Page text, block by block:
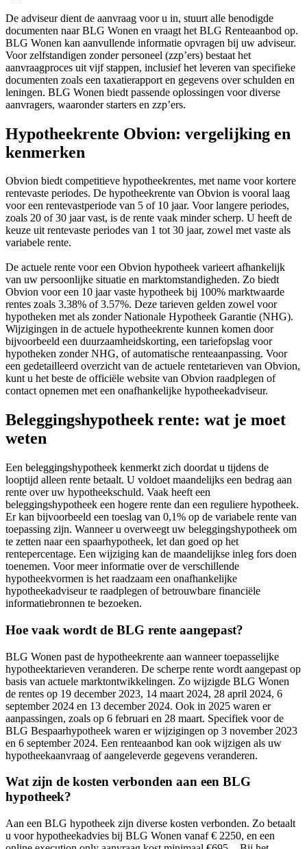
De adviseur dient de aanvraag voor u in, stuurt alle benodigde
documenten naar BLG Wonen en vraagt het BLG Renteaanbod op.
BLG Wonen kan aanvullende informatie opvragen bij uw adviseur.
Voor zelfstandigen zonder personeel (zzp’ers) bestaat het
aanvraagproces uit vijf stappen, inclusief het leveren van specifieke
documenten zoals een taxatierapport en gegevens over schulden en
leningen. BLG Wonen biedt passende oplossingen voor diverse
aanvragers, waaronder starters en zzp’ers.
Hypotheekrente Obvion: vergelijking en
kenmerken
Obvion biedt competitieve hypotheekrentes, met name voor kortere
rentevaste periodes. De hypotheekrente van Obvion is vooral laag
voor een rentevastperiode van 5 of 10 jaar. Voor langere periodes,
zoals 20 of 30 jaar vast, is de rente vaak minder scherp. U heeft de
keuze uit rentevaste periodes van 1 tot 30 jaar, zowel met vaste als
variabele rente.
De actuele rente voor een Obvion hypotheek varieert afhankelijk
van uw persoonlijke situatie en marktomstandigheden. Zo biedt
Obvion voor een 10 jaar vaste hypotheek bij 100% marktwaarde
rentes zoals 3.38% of 3.57%. Deze tarieven gelden zowel voor
hypotheken met als zonder Nationale Hypotheek Garantie (NHG).
Wijzigingen in de actuele hypotheekrente kunnen komen door
bijvoorbeeld een duurzaamheidskorting, een tariefopslag voor
hypotheken zonder NHG, of automatische renteaanpassing. Voor
een gedetailleerd overzicht van de actuele rentetarieven van Obvion,
kunt u het beste de officiële website van Obvion raadplegen of
contact opnemen met een onafhankelijke hypotheekadviseur.
Beleggingshypotheek rente: wat je moet
weten
Een beleggingshypotheek kenmerkt zich doordat u tijdens de
looptijd alleen rente betaalt. U voldoet maandelijks een bedrag aan
rente over uw hypotheekschuld. Vaak heeft een
beleggingshypotheek een hogere rente dan een reguliere hypotheek.
Er kan bijvoorbeeld een toeslag van 0,1% op de variabele rente van
toepassing zijn. Wanneer u overweegt uw beleggingshypotheek om
te zetten naar een spaarhypotheek, let dan goed op het
rentepercentage. Een wijziging kan de maandelijkse inleg fors doen
toenemen. Voor meer informatie over de verschillende
hypotheekvormen is het raadzaam een onafhankelijke
hypotheekadviseur te raadplegen of betrouwbare financiële
informatiebronnen te bezoeken.
Hoe vaak wordt de BLG rente aangepast?
BLG Wonen past de hypotheekrente aan wanneer toepasselijke
hypotheektarieven veranderen. De scherpe rente wordt aangepast op
basis van actuele marktontwikkelingen. Zo wijzigde BLG Wonen
de rentes op 19 december 2023, 14 maart 2024, 28 april 2024, 6
september 2024 en 13 december 2024. Ook in 2025 waren er
aanpassingen, zoals op 6 februari en 28 maart. Specifiek voor de
BLG Bespaarhypotheek waren er wijzigingen op 3 november 2023
en 6 september 2024. Een renteaanbod kan ook wijzigen als uw
hypotheekaanvraag of aangeleverde gegevens veranderen.
Wat zijn de kosten verbonden aan een BLG
hypotheek?
Aan een BLG hypotheek zijn diverse kosten verbonden. Zo betaalt
u voor hypotheekadvies bij BLG Wonen vanaf € 2250, en een